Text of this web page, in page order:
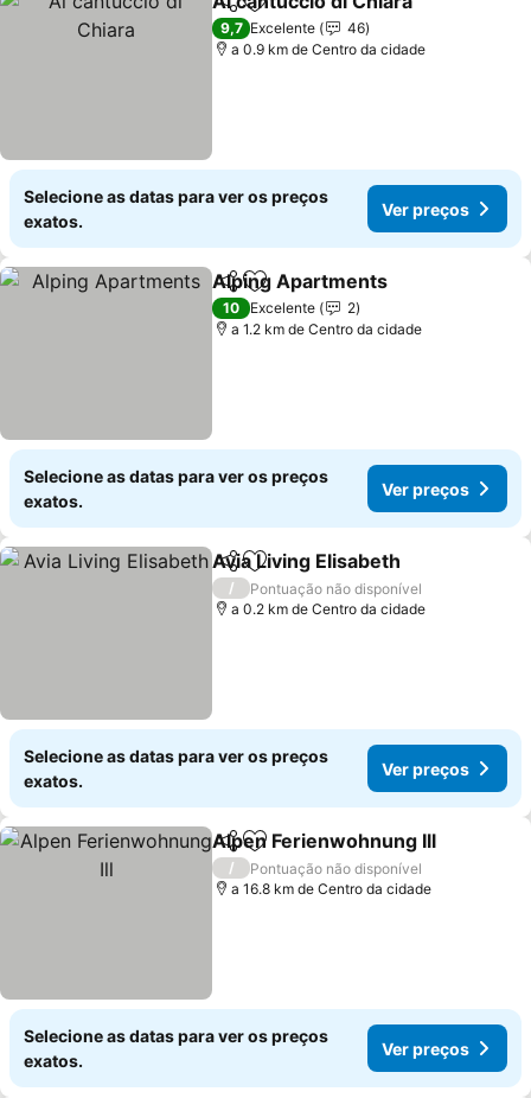
PartilharAdicionar aos favoritos
9,7 Excelente
46
a 0.9 km de Centro da cidade
Selecione as datas para ver os preços
exatos.
Ver preços
PartilharAdicionar aos favoritos
Alping Apartments
10 Excelente
2
a 1.2 km de Centro da cidade
Selecione as datas para ver os preços
exatos.
Ver preços
PartilharAdicionar aos favoritos
Avia Living Elisabeth
/
Pontuação não disponível
a 0.2 km de Centro da cidade
Selecione as datas para ver os preços
exatos.
Ver preços
PartilharAdicionar aos favoritos
Alpen Ferienwohnung Ill
/
Pontuação não disponível
a 16.8 km de Centro da cidade
Selecione as datas para ver os preços
exatos.
Ver preços